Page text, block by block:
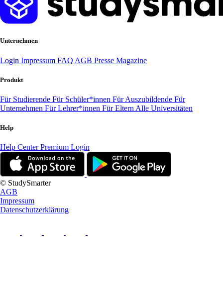
Unternehmen
Login Impressum FAQ AGB Presse Magazine
Produkt
Für Studierende Für Schüler*innen Für Auszubildende Für
Unternehmen Für Lehrer*innen Für Eltern Alle Universitäten
Help
Help CenterPremium Login
© StudySmarter
AGB
Impressum
Datenschutzerklärung